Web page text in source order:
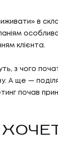
в
клієнта.
з чого
А ще —
почав